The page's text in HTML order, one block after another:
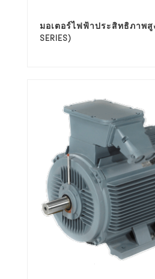
มอเตอร์ไฟฟ้าประสิทธิภาพสูง
SERIES)